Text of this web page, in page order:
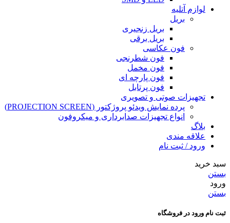
لوازم آتلیه
بریل
بریل زنجیری
بریل برقی
فون عکاسی
فون شطرنجی
فون مخمل
فون پارچه ای
فون پرتابل
تجهیزات صوتی و تصویری
پرده نمایش ویدئو پروژکتور (PROJECTION SCREEN)
انواع تجهیزات صدابرداری و میکروفون
بلاگ
علاقه مندی
ورود / ثبت نام
سبد خرید
بستن
ورود
بستن
ثبت نام ورود در فروشگاه